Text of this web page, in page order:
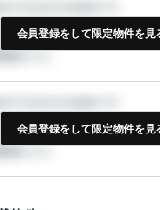
会員登録をして限定物件を見
会員登録をして限定物件を見